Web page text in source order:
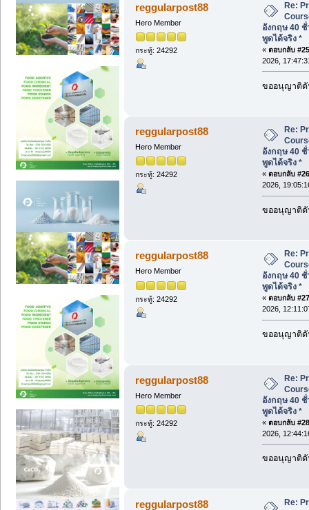
reggularpost88
Hero Member
กระทู้: 24292
Re:
อังกฤษ 40
พูดได้จริง *
« ตอบกลับ
2026,
ขออนุญาติดั
reggularpost88
Hero Member
กระทู้: 24292
Re:
อังกฤษ 40
พูดได้จริง *
« ตอบกลับ
2026,
ขออนุญาติดั
reggularpost88
Hero Member
กระทู้: 24292
Re:
อังกฤษ 40
พูดได้จริง *
« ตอบกลับ
2026,
ขออนุญาติดั
reggularpost88
Hero Member
กระทู้: 24292
Re:
อังกฤษ 40
พูดได้จริง *
« ตอบกลับ
2026,
ขออนุญาติดั
reggularpost88
Re: